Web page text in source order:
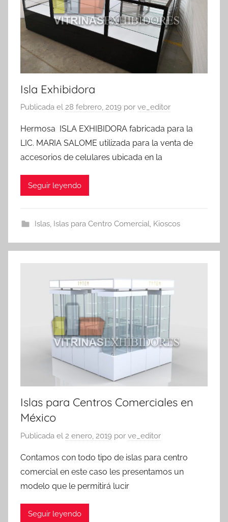
Isla Exhibidora
Publicada el 28 febrero, 2019 por ve_editor
Hermosa ISLA EXHIBIDORA fabricada para la
LIC. MARIA SALOME utilizada para la venta de
accesorios de celulares ubicada en la
Seguir leyendo
Islas, Islas para Centro Comercial, Kioscos
Islas para Centros Comerciales en
México
Publicada el 2 enero, 2019 por ve_editor
Contamos con todo tipo de islas para centro
comercial en este caso les presentamos un
modelo que le permitirá lucir
Seguir leyendo